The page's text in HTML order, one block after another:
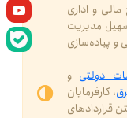
جامع مالی و اداری
مدیریت
و پیاده‌سازی
دولتی و
، کارفرمایان
قراردادهای